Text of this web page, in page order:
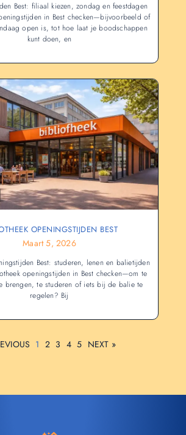
Best: filiaal kiezen, zondag en feestdagen
in Best checken—bijvoorbeeld of
open is, tot hoe laat je boodschappen
kunt doen, en
OPENINGSTIJDEN BEST
Maart 5, 2026
Best: studeren, lenen en balietijden
openingstijden in Best checken—om te
brengen, te studeren of iets bij de balie te
regelen? Bij
1 2 3 4 5 NEXT »